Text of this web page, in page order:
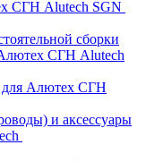
СГН Alutech SGN
сборки
СГН Alutech
Алютех СГН
и аксессуары